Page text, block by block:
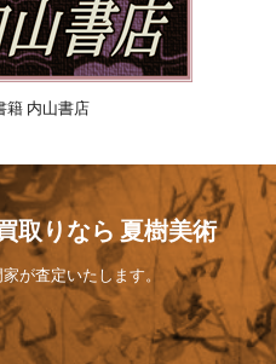
籍 内山書店
取りなら 夏樹美術
が査定いたします。